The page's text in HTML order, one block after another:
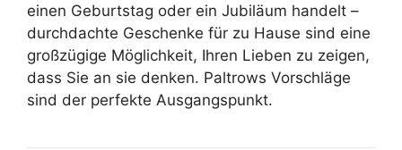
einen Geburtstag oder ein Jubiläum handelt –
durchdachte Geschenke für zu Hause sind eine
großzügige Möglichkeit, Ihren Lieben zu zeigen,
dass Sie an sie denken. Paltrows Vorschläge
sind der perfekte Ausgangspunkt.